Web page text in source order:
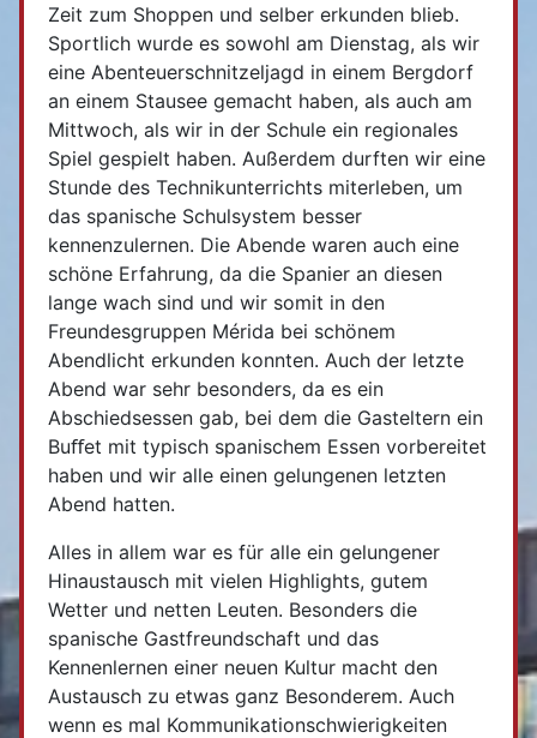
Zeit zum Shoppen und selber erkunden blieb.
Sportlich wurde es sowohl am Dienstag, als wir
eine Abenteuerschnitzeljagd in einem Bergdorf
an einem Stausee gemacht haben, als auch am
Mittwoch, als wir in der Schule ein regionales
Spiel gespielt haben. Außerdem durften wir eine
Stunde des Technikunterrichts miterleben, um
das spanische Schulsystem besser
kennenzulernen. Die Abende waren auch eine
schöne Erfahrung, da die Spanier an diesen
lange wach sind und wir somit in den
Freundesgruppen Mérida bei schönem
Abendlicht erkunden konnten. Auch der letzte
Abend war sehr besonders, da es ein
Abschiedsessen gab, bei dem die Gasteltern ein
Buﬀet mit typisch spanischem Essen vorbereitet
haben und wir alle einen gelungenen letzten
Abend hatten.
Alles in allem war es für alle ein gelungener
Hinaustausch mit vielen Highlights, gutem
Wetter und netten Leuten. Besonders die
spanische Gastfreundschaft und das
Kennenlernen einer neuen Kultur macht den
Austausch zu etwas ganz Besonderem. Auch
wenn es mal Kommunikationschwierigkeiten